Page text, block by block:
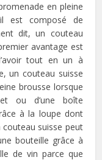
en pleine
est composé de
dit, un couteau
avantage est
tout en un à
un couteau suisse
brousse lorsque
ou d’une boîte
à la loupe dont
couteau suisse peut
bouteille grâce à
de vin parce que